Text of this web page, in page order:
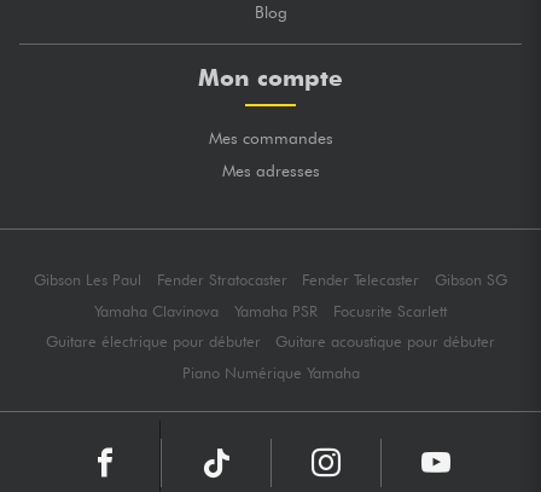
Blog
Mon compte
Mes commandes
Mes adresses
Gibson Les Paul Fender Stratocaster Fender Telecaster
Gibson SG
Yamaha Clavinova
Yamaha PSR
Focusrite Scarlett
Guitare électrique pour débuter
Guitare acoustique pour débuter
Piano Numérique Yamaha